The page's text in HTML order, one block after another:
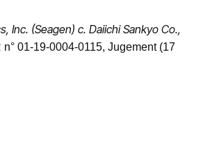
Inc. (Seagen) c. Daiichi Sankyo Co.,
01-19-0004-0115, Jugement (17